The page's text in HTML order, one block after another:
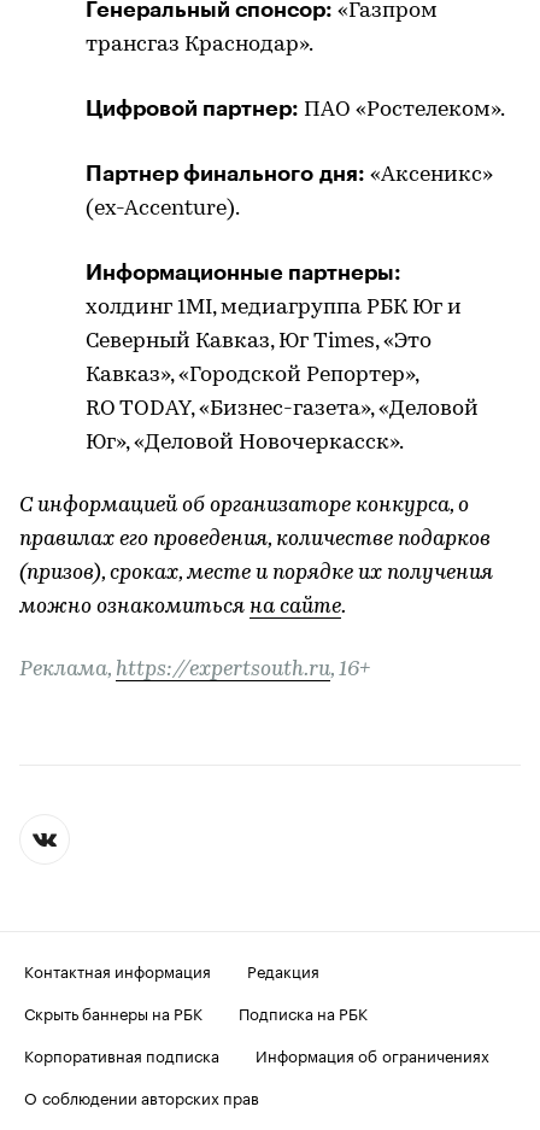
Генеральный спонсор: «Газпром
трансгаз Краснодар».
Цифровой партнер: ПАО «Ростелеком».
Партнер финального дня: «Аксеникс»
(ex-Accenture).
Информационные партнеры:
холдинг 1MI, медиагруппа РБК Юг и
Северный Кавказ, Юг Times, «Это
Кавказ», «Городской Репортер»,
RO TODAY, «Бизнес-газета», «Деловой
Юг», «Деловой Новочеркасск».
С информацией об организаторе конкурса, о
правилах его проведения, количестве подарков
(призов), сроках, месте и порядке их получения
можно ознакомиться на сайте.
Реклама, https://expertsouth.ru, 16+
Контактная информация
Редакция
Скрыть баннеры на РБК
Подписка на РБК
Корпоративная подписка
Информация об ограничениях
О соблюдении авторских прав